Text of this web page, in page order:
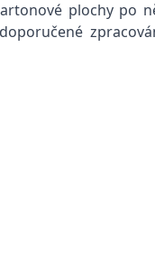
plochy po